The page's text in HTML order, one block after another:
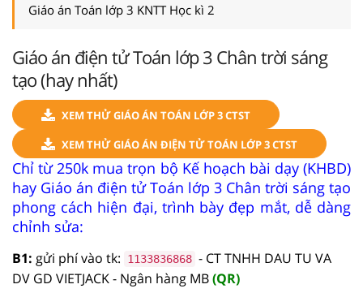
Giáo án Toán lớp 3 KNTT Học kì 2
Giáo án điện tử Toán lớp 3 Chân trời sáng
tạo (hay nhất)
XEM THỬ GIÁO ÁN TOÁN LỚP 3 CTST
XEM THỬ GIÁO ÁN ĐIỆN TỬ TOÁN LỚP 3 CTST
Chỉ từ 250k mua trọn bộ Kế hoạch bài dạy (KHBD)
hay Giáo án điện tử Toán lớp 3 Chân trời sáng tạo
phong cách hiện đại, trình bày đẹp mắt, dễ dàng
chỉnh sửa:
B1: gửi phí vào tk: 1133836868 - CT TNHH DAU TU VA
DV GD VIETJACK - Ngân hàng MB(QR)